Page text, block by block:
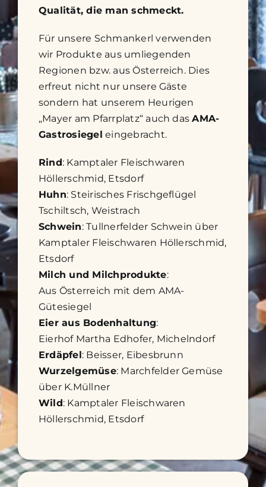
Qualität, die man schmeckt.
Für unsere Schmankerl verwenden
wir Produkte aus umliegenden
Regionen bzw. aus Österreich. Dies
erfreut nicht nur unsere Gäste
sondern hat unserem Heurigen
„Mayer am Pfarrplatz“ auch dasAMA-
Gastrosiegel eingebracht.
Rind: Kamptaler Fleischwaren
Höllerschmid, Etsdorf
Huhn: Steirisches Frischgeflügel
Tschiltsch, Weistrach
Schwein: Tullnerfelder Schwein über
Kamptaler Fleischwaren Höllerschmid,
Etsdorf
Milch und Milchprodukte:
Aus Österreich mit dem AMA-
Gütesiegel
Eier aus Bodenhaltung:
Eierhof Martha Edhofer, Michelndorf
Erdäpfel: Beisser, Eibesbrunn
Wurzelgemüse: Marchfelder Gemüse
über K.Müllner
Wild: Kamptaler Fleischwaren
Höllerschmid, Etsdorf